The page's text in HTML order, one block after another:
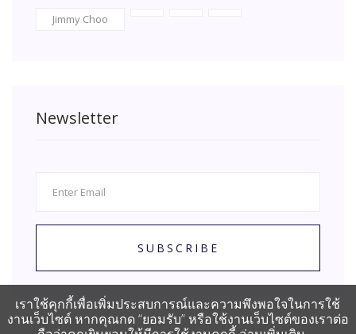
Jimmy Choo
Newsletter
SUBSCRIBE
เราใช้คุกกี้เพื่อเพิ่มประสบการณ์และความพึงพอใจในการใช้
งานเว็บไซต์ หากคุณกด “ยอมรับ” หรือใช้งานเว็บไซต์ของเราต่อ